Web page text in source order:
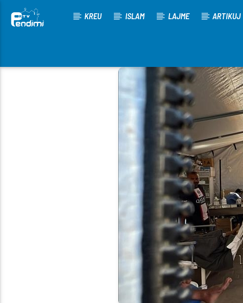
KREU ISLAM LAJME ARTIKUJ
[There are no radio stations in the database]